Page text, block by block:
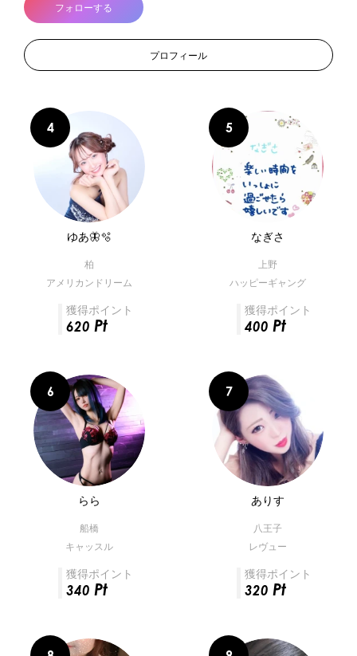
フォローする
プロフィール
ゆあ🦋‪🫧
柏
アメリカンドリーム
獲得ポイント
620 Pt
なぎさ
上野
ハッピーギャング
獲得ポイント
400 Pt
らら
船橋
キャッスル
獲得ポイント
340 Pt
ありす
八王子
レヴュー
獲得ポイント
320 Pt